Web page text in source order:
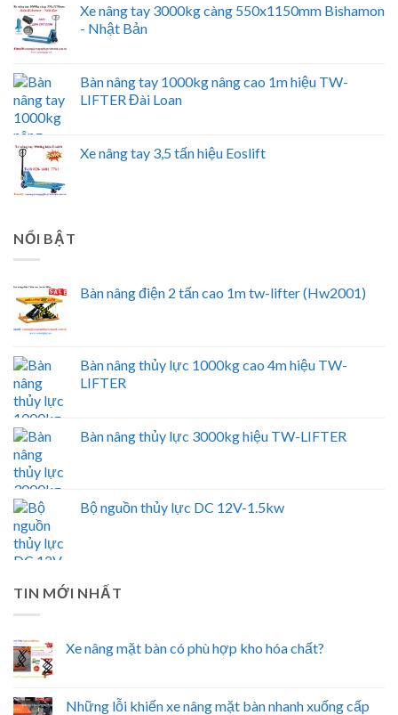
Xe nâng tay 3000kg càng 550x1150mm Bishamon
- Nhật Bản
Bàn nâng tay 1000kg nâng cao 1m hiệu TW-
LIFTER Đài Loan
Xe nâng tay 3,5 tấn hiệu Eoslift
NỔI BẬT
Bàn nâng điện 2 tấn cao 1m tw-lifter (Hw2001)
Bàn nâng thủy lực 1000kg cao 4m hiệu TW-
LIFTER
Bàn nâng thủy lực 3000kg hiệu TW-LIFTER
Bộ nguồn thủy lực DC 12V-1.5kw
TIN MỚI NHẤT
Xe nâng mặt bàn có phù hợp kho hóa chất?
Những lỗi khiến xe nâng mặt bàn nhanh xuống cấp